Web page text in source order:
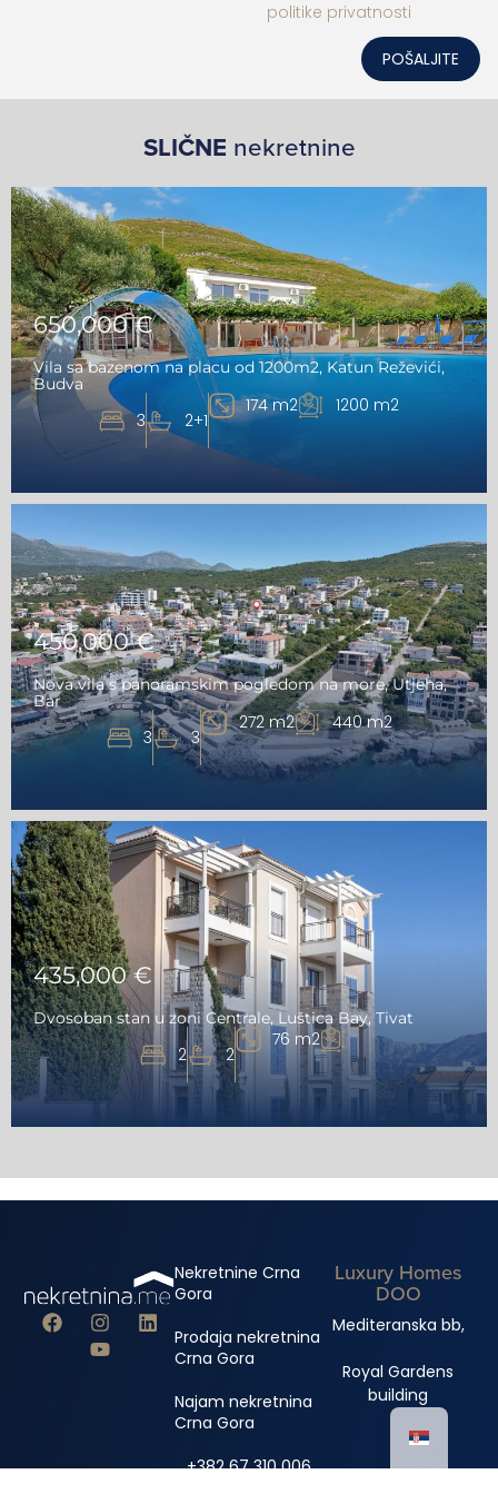
politike privatnosti
POŠALJITE
SLIČNE nekretnine
650,000 €
Vila sa bazenom na placu od 1200m2, Katun Reževići,
Budva
3 2+1
174 m2 1200 m2
450,000 €
Nova vila s panoramskim pogledom na more, Utjeha,
Bar
3 3
272 m2 440 m2
435,000 €
Dvosoban stan u zoni Centrale, Luštica Bay, Tivat
2 2
76 m2
Nekretnine Crna
Gora
Prodaja nekretnina
Crna Gora
Najam nekretnina
Crna Gora
+382 67 310 006
Luxury Homes
DOO
Mediteranska bb,
Royal Gardens
building